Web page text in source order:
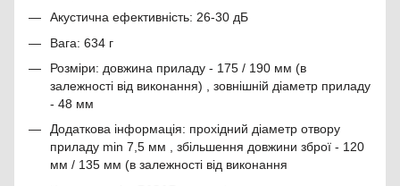
Акустична ефективність: 26-30 дБ
Вага: 634 г
Розміри: довжина приладу - 175 / 190 мм (в
залежності від виконання) , зовнішній діаметр приладу
- 48 мм
Додаткова інформація: прохідний діаметр отвору
приладу min 7,5 мм , збільшення довжини зброї - 120
мм / 135 мм (в залежності від виконання